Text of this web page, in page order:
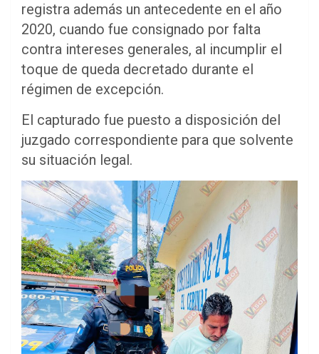
registra además un antecedente en el año
2020, cuando fue consignado por falta
contra intereses generales, al incumplir el
toque de queda decretado durante el
régimen de excepción.
El capturado fue puesto a disposición del
juzgado correspondiente para que solvente
su situación legal.